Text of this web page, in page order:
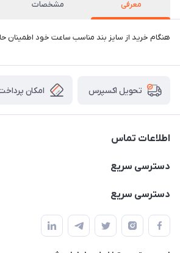
معرفی مشخصات
هنگام خرید از سایز بند مناسب ساعت خود اطمینان
تحویل اکسپرس امکان
اطلاعات تماس
02166456492 - 09121933405
حتما با هماهنگی قبلی
دسترسی سریع
خرید کیسه خواب
چادر بادی
دسترسی سریع
چادر سرخپوستی
صندلی تاشو